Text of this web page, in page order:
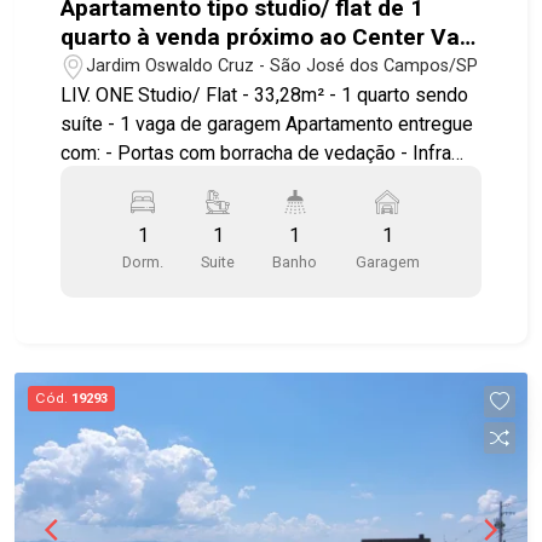
Apartamento tipo studio/ flat de 1
quarto à venda próximo ao Center Vale
em São José dos Campos | Liv.One
Jardim Oswaldo Cruz - São José dos Campos/SP
LIV. ONE Studio/ Flat - 33,28m² - 1 quarto sendo
suíte - 1 vaga de garagem Apartamento entregue
com: - Portas com borracha de vedação - Infra
- Área de serviço integrada a varanda - Ponto
elétrico para churrasqueira grill - Janela com
persiana integrada automatizada - Aquecimento a
COMUNS Piscina com prainha Solarium Mirante
Wellness Espaço yoga Fitness interno e externo
Fireplace Espaços gourmet Lounges Wine bar
Coworking Lavanderia compartilhada Minimarket
Delivery room Bicicletário Diferenciais de
investimento: localização estratégica ao lado do
1
Dorm.
1
Suite
1
Banho
1
Garagem
Cód. 19293